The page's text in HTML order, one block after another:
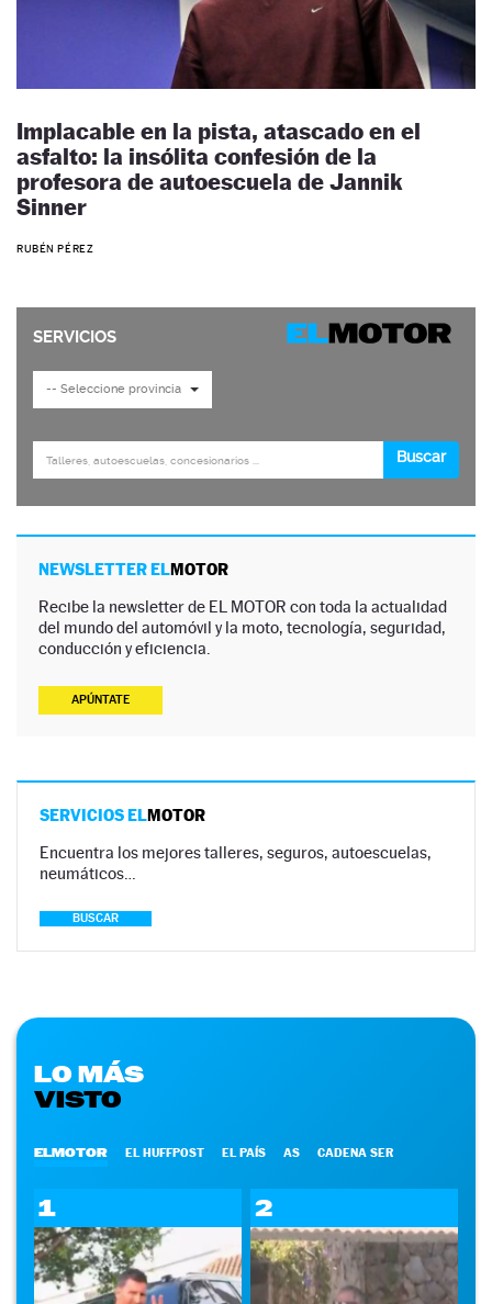
Implacable en la pista, atascado en el
asfalto: la insólita confesión de la
profesora de autoescuela de Jannik
Sinner
RUBÉN PÉREZ
NEWSLETTER ELMOTOR
Recibe la newsletter de EL MOTOR con toda la actualidad
del mundo del automóvil y la moto, tecnología, seguridad,
conducción y eficiencia.
APÚNTATE
SERVICIOS ELMOTOR
Encuentra los mejores talleres, seguros, autoescuelas,
neumáticos…
BUSCAR
LO MÁS
VISTO
ELMOTOR EL HUFFPOST EL PAÍS AS CADENA SER
1 2